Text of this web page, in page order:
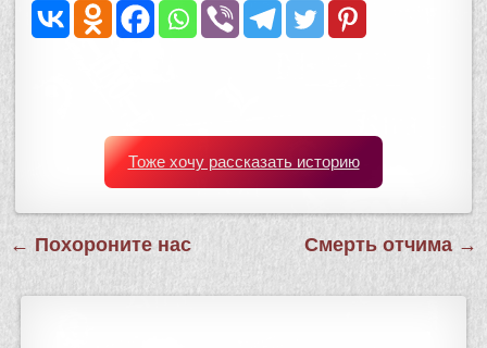
Тоже хочу рассказать историю
Навигация
записям
← Похороните нас Смерть отчима →